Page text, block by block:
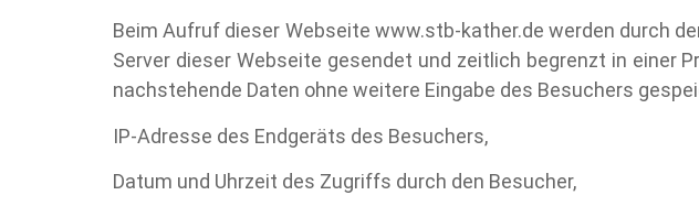
Beim Aufruf dieser Webseite www.stb-kather.de werden durch
Server dieser Webseite gesendet und zeitlich begrenzt in einer
nachstehende Daten ohne weitere Eingabe des Besuchers
IP-Adresse des Endgeräts des Besuchers,
Datum und Uhrzeit des Zugriffs durch den Besucher,